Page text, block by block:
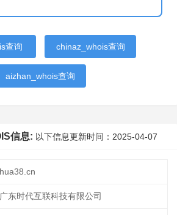
查询 chinaz_whois查询
aizhan_whois查询
信息: 以下信息更新时间： 2025-04-07
hua38.cn
广东时代互联科技有限公司